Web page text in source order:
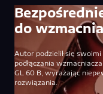
do
Autor podzielił się
podłączania
GL 60 B, wyrażając
rozwiązania.